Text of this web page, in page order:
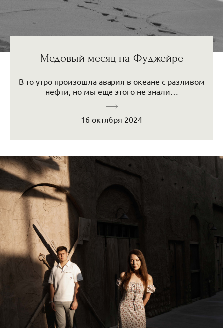
Медовый месяц на Фуджейре
В то утро произошла авария в океане с разливом
нефти, но мы еще этого не знали…
16 октября 2024